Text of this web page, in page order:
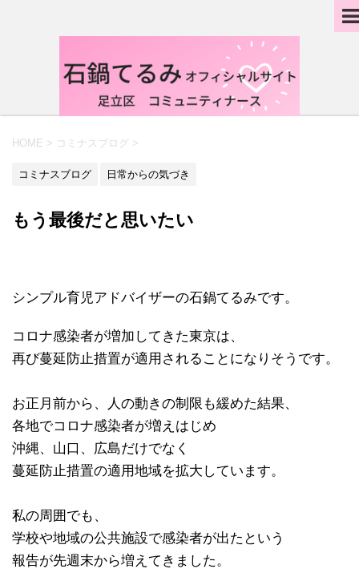
HOME > コミナスブログ >
コミナスブログ 日常からの気づき
もう最後だと思いたい
シンプル育児アドバイザーの石鍋てるみです。
コロナ感染者が増加してきた東京は、
再び蔓延防止措置が適用されることになりそうです。
お正月前から、人の動きの制限も緩めた結果、
各地でコロナ感染者が増えはじめ
沖縄、山口、広島だけでなく
蔓延防止措置の適用地域を拡大しています。
私の周囲でも、
学校や地域の公共施設で感染者が出たという
報告が先週末から増えてきました。